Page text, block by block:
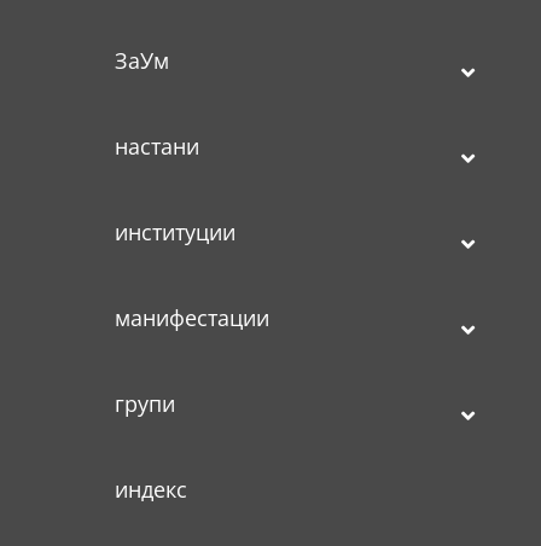
ЗаУм
настани
институции
манифестации
групи
индекс